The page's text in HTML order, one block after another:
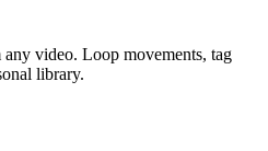
video. Loop movements, tag
library.